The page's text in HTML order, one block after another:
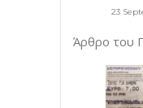
23
Άρθρο του